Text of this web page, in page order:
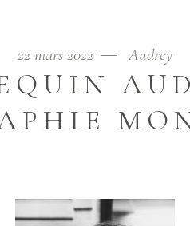
22 mars 2022 Audrey